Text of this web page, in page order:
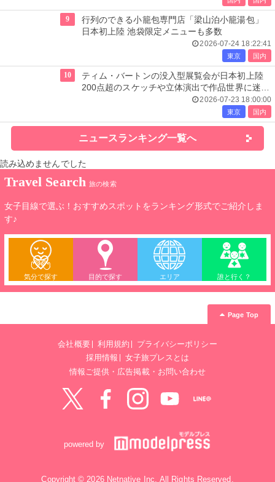
9
行列のできる小籠包専門店「梁山泊小籠湯包」
日本初上陸 池袋限定メニューも多数
2026-07-24 18:22:41
東京 国内
10
ティム・バートンの没入型展覧会が日本初上陸
200点超のスケッチや立体演出で作品世界に迷い
2026-07-23 18:00:00
東京 国内
ニュースランキング一覧へ
読み込めませんでした
Travel Search 旅の検索
女子目線で選ぶ！おすすめスポットをランキング形式でご紹介しま
す♪
気分で探す 目的で探す エリア 誰と行く？
Page Top
会社概要 利用規約
プライバシーポリシー
採用情報
女子旅プレスとは
情報ご提供・広告掲載・お問い合わせ
powered by
Copyright © 2026 Netnative Inc. All Rights Reserved.